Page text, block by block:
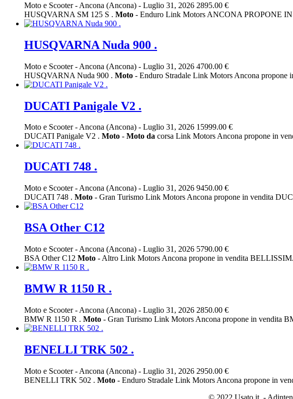
Moto e Scooter- Ancona (Ancona) - Luglio 31, 2026 2895.00 €
HUSQVARNA SM 125 S . Moto - Enduro Link Motors ANCONA PROPONE
HUSQVARNA Nuda 900 .
Moto e Scooter- Ancona (Ancona) - Luglio 31, 2026 4700.00 €
HUSQVARNA Nuda 900 . Moto - Enduro Stradale Link Motors Ancona
DUCATI Panigale V2 .
Moto e Scooter-Ancona (Ancona) - Luglio 31, 2026 15999.00 €
DUCATI Panigale V2 . Moto - Moto da corsa Link Motors Ancona propone in
DUCATI 748 .
Moto e Scooter- Ancona (Ancona) - Luglio 31, 2026 9450.00 €
DUCATI 748 . Moto - Gran Turismo Link Motors Ancona propone in vendita
BSA Other C12
Moto e Scooter- Ancona (Ancona) - Luglio 31, 2026 5790.00 €
BSA Other C12 Moto - Altro Link Motors Ancona propone in vendita
BMW R 1150 R .
Moto e Scooter- Ancona (Ancona) - Luglio 31, 2026 2850.00 €
BMW R 1150 R . Moto - Gran Turismo Link Motors Ancona propone in vendita
BENELLI TRK 502 .
Moto e Scooter- Ancona (Ancona) - Luglio 31, 2026 2950.00 €
BENELLI TRK 502 . Moto - Enduro Stradale Link Motors Ancona propone in
© 2022 Usato it. -